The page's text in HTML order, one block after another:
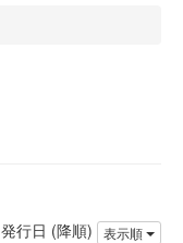
発行日 (降順) 表示順